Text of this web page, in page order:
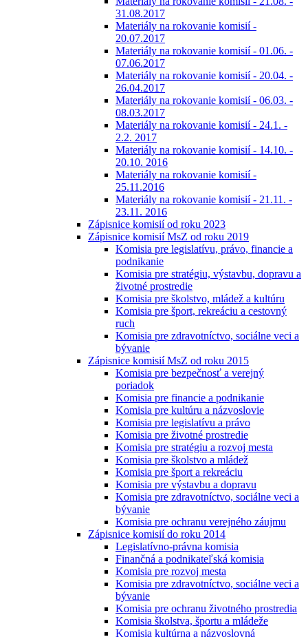
31.08.2017
Materiály na rokovanie komisií -
20.07.2017
Materiály na rokovanie komisií - 01.06. -
07.06.2017
Materiály na rokovanie komisií - 20.04. -
26.04.2017
Materiály na rokovanie komisií - 06.03. -
08.03.2017
Materiály na rokovanie komisií - 24.1. -
2.2. 2017
Materiály na rokovanie komisií - 14.10. -
20.10. 2016
Materiály na rokovanie komisií -
25.11.2016
Materiály na rokovanie komisií - 21.11. -
23.11. 2016
Zápisnice komisií od roku 2023
Zápisnice komisií MsZ od roku 2019
Komisia pre legislatívu, právo, financie a
podnikanie
Komisia pre stratégiu, výstavbu, dopravu a
životné prostredie
Komisia pre školstvo, mládež a kultúru
Komisia pre šport, rekreáciu a cestovný
ruch
Komisia pre zdravotníctvo, sociálne veci a
bývanie
Zápisnice komisií MsZ od roku 2015
Komisia pre bezpečnosť a verejný
poriadok
Komisia pre financie a podnikanie
Komisia pre kultúru a názvoslovie
Komisia pre legislatívu a právo
Komisia pre životné prostredie
Komisia pre stratégiu a rozvoj mesta
Komisia pre školstvo a mládež
Komisia pre šport a rekreáciu
Komisia pre výstavbu a dopravu
Komisia pre zdravotníctvo, sociálne veci a
bývanie
Komisia pre ochranu verejného záujmu
Zápisnice komisií do roku 2014
Legislatívno-právna komisia
Finančná a podnikateľská komisia
Komisia pre rozvoj mesta
Komisia pre zdravotníctvo, sociálne veci a
bývanie
Komisia pre ochranu životného prostredia
Komisia školstva, športu a mládeže
Komisia kultúrna a názvoslovná